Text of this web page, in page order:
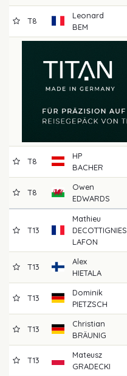
T8
Leonard
BEM
T8
HP
BACHER
T8
Owen
EDWARDS
T13
Mathieu
DECOTTIGNIES
LAFON
T13
Alex
HIETALA
T13
Dominik
PIETZSCH
T13
Christian
BRÄUNIG
T13
Mateusz
GRADECKI